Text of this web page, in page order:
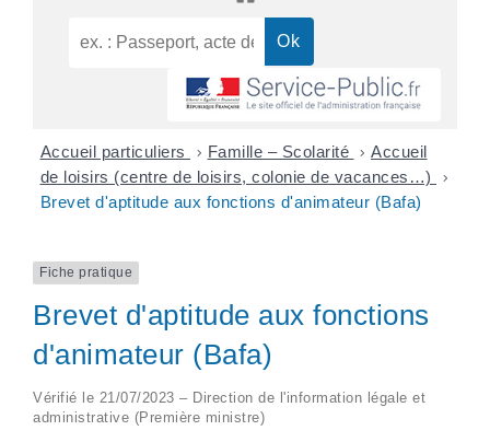
Accueil particuliers > Famille – Scolarité > Accueil
de loisirs (centre de loisirs, colonie de vacances…)
>
Brevet d'aptitude aux fonctions d'animateur (Bafa)
Fiche pratique
Brevet d'aptitude aux fonctions
d'animateur (Bafa)
Vérifié le 21/07/2023 – Direction de l'information légale et
administrative (Première ministre)